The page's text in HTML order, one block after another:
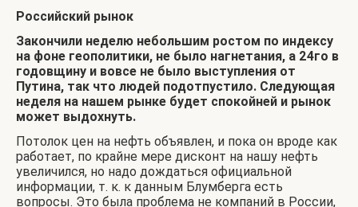
Российский рынок
Закончили неделю небольшим ростом по индексу
на фоне геополитики, не было нагнетания, а 24го в
годовщину и вовсе не было выступления от
Путина, так что людей подотпустило. Следующая
неделя на нашем рынке будет спокойней и рынок
может выдохнуть.
Потолок цен на нефть объявлен, и пока он вроде как
работает, по крайне мере дисконт на нашу нефть
увеличился, но надо дождаться официальной
информации, т. к. к данным Блумберга есть
вопросы. Это была проблема не компаний в России,